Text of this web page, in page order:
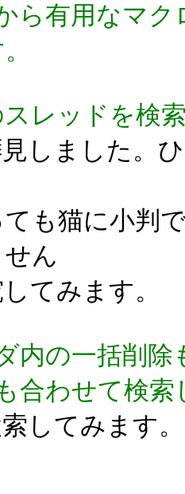
ら有用なマ
スレッドを検
しました。
ても猫に小判
ん
てみます。
内の一括削
合わせて検
してみます